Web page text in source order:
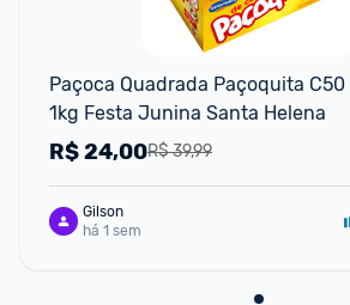
Paçoca Quadrada Paçoquita
1kg Festa Junina Santa Helena
R$ 39,99
R$24,00
Gilson
há 1 sem